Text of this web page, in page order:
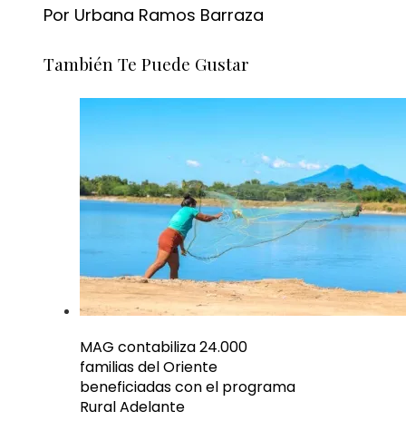
Por Urbana Ramos Barraza
También Te Puede Gustar
MAG contabiliza 24.000
familias del Oriente
beneficiadas con el programa
Rural Adelante